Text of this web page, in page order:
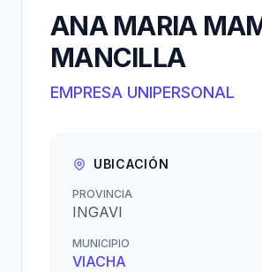
ANA MARIA
MANCILLA
EMPRESA UNIPERSONAL
UBICACIÓN
PROVINCIA
INGAVI
MUNICIPIO
VIACHA